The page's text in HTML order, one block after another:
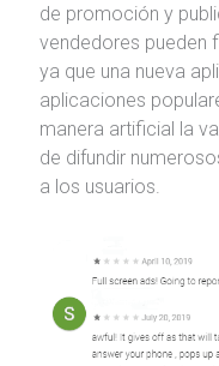
de promoción y
vendedores pueden
ya que una nueva
aplicaciones
manera artificial la
de difundir
a los usuarios.